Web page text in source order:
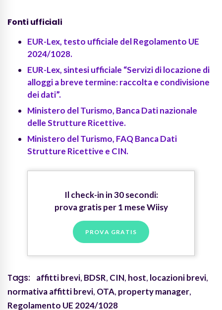
Fonti ufficiali
EUR-Lex, testo ufficiale del Regolamento UE
2024/1028.
EUR-Lex, sintesi ufficiale “Servizi di locazione di
alloggi a breve termine: raccolta e condivisione
dei dati”.
Ministero del Turismo, Banca Dati nazionale
delle Strutture Ricettive.
Ministero del Turismo, FAQ Banca Dati
Strutture Ricettive e CIN.
Il check-in in 30 secondi:
prova gratis per 1 mese Wiisy
PROVA GRATIS
Tags: affitti brevi, BDSR, CIN, host, locazioni brevi,
normativa affitti brevi, OTA, property manager,
Regolamento UE 2024/1028